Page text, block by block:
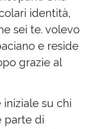
identità,
sei te. volevo
e reside
grazie al
iniziale su chi
parte di